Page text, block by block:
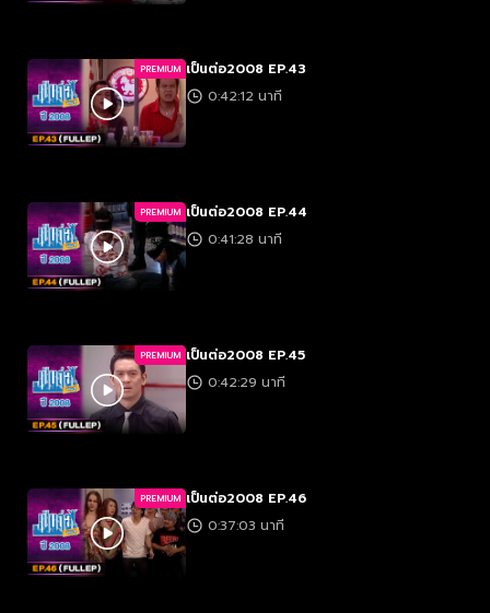
PREMIUM เป็นต่อ2008 EP.43
0:42:12 นาที
PREMIUM เป็นต่อ2008 EP.44
0:41:28 นาที
PREMIUM เป็นต่อ2008 EP.45
0:42:29 นาที
PREMIUM เป็นต่อ2008 EP.46
0:37:03 นาที